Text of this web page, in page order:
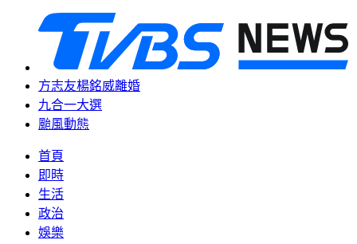
方志友楊銘威離婚
九合一大選
颱風動態
首頁
即時
生活
政治
娛樂